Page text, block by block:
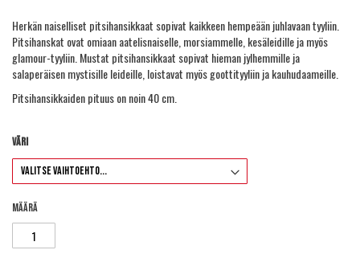
Herkän naiselliset pitsihansikkaat sopivat kaikkeen hempeään juhlavaan tyyliin.
Pitsihanskat ovat omiaan aatelisnaiselle, morsiammelle, kesäleidille ja myös
glamour-tyyliin. Mustat pitsihansikkaat sopivat hieman jylhemmille ja
salaperäisen mystisille leideille, loistavat myös goottityyliin ja kauhudaameille.
Pitsihansikkaiden pituus on noin 40 cm.
Väri
Määrä